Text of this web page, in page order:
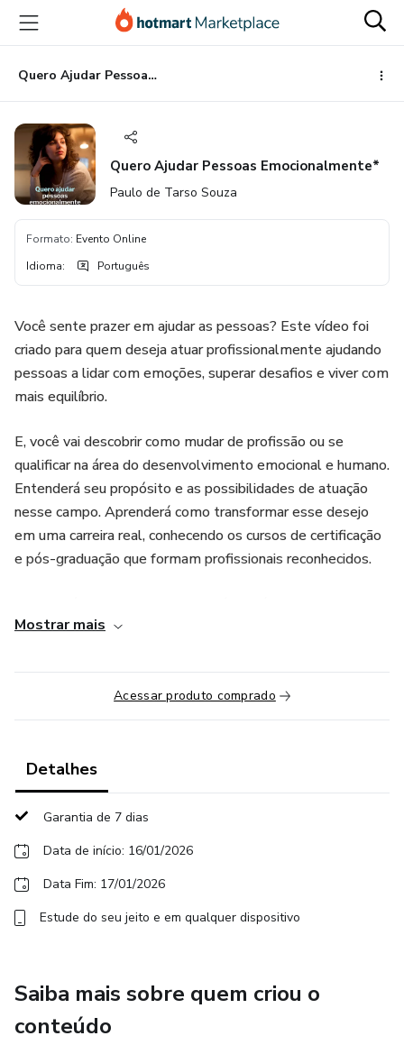
para
conteúdo
principal
para
pagamento
para
rodapé
Quero Ajudar Pessoas Emocionalmente*
Quero Ajudar Pessoas Emocionalmente*
Paulo de Tarso Souza
Formato: Evento Online
Idioma: Português
Você sente prazer em ajudar as pessoas? Este vídeo foi
criado para quem deseja atuar profissionalmente ajudando
pessoas a lidar com emoções, superar desafios e viver com
mais equilíbrio.
E, você vai descobrir como mudar de profissão ou se
qualificar na área do desenvolvimento emocional e humano.
Entenderá seu propósito e as possibilidades de atuação
nesse campo. Aprenderá como transformar esse desejo
em uma carreira real, conhecendo os cursos de certificação
e pós-graduação que formam profissionais reconhecidos.
exclusivas, este evento mostrará que é possível unir
Participe e dê o primeiro passo para viver de ajudar
pessoas emocionalmente.
Mostrar mais
Acessar produto comprado
Detalhes
Garantia de 7 dias
Data de início: 16/01/2026
Data Fim: 17/01/2026
Estude do seu jeito e em qualquer dispositivo
Saiba mais sobre quem criou o
conteúdo